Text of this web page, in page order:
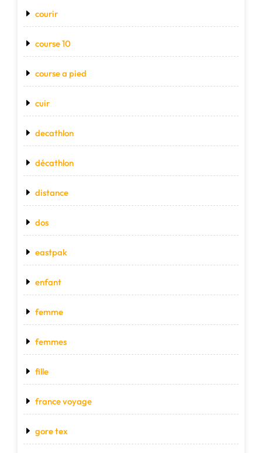
courir
course 10
course a pied
cuir
decathlon
décathlon
distance
dos
eastpak
enfant
femme
femmes
fille
france voyage
gore tex